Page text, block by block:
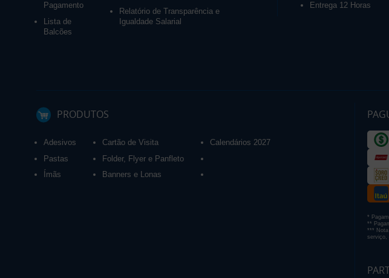
Pagamento
Lista de
Balcões
Relatório de Transparência e
Igualdade Salarial
Entrega 12 Horas
PRODUTOS
Adesivos
Pastas
Ímãs
Cartão de Visita
Folder, Flyer e Panfleto
Banners e Lonas
Calendários 2027
*
**
*** Nota
serviço,